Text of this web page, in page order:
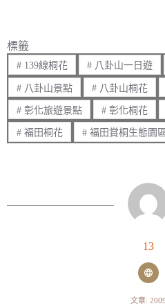
標籤
#139線桐花 #八卦山一日遊
#八卦山景點 #八卦山桐花
#彰化旅遊景點 #彰化桐花
#福田桐花 #福田賞桐生態園區
13
文章: 2009